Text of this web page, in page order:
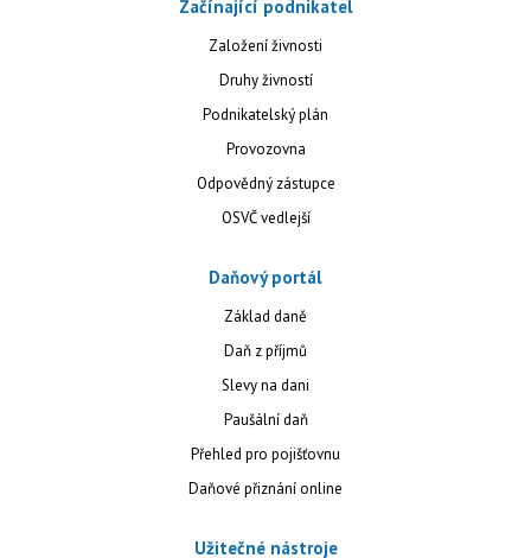
Začínající podnikatel
Založení živnosti
Druhy živností
Podnikatelský plán
Provozovna
Odpovědný zástupce
OSVČ vedlejší
Daňový portál
Základ daně
Daň z příjmů
Slevy na dani
Paušální daň
Přehled pro pojišťovnu
Daňové přiznání online
Užitečné nástroje